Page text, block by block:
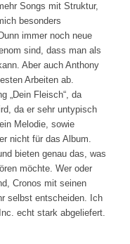
Songs mit Struktur,
besonders
immer noch neue
sind, dass man als
Aber auch Anthony
Arbeiten ab.
„Dein Fleisch“, da
da er sehr untypisch
Melodie, sowie
nicht für das Album.
bieten genau das, was
möchte. Wer oder
Cronos mit seinen
selbst entscheiden. Ich
echt stark abgeliefert.